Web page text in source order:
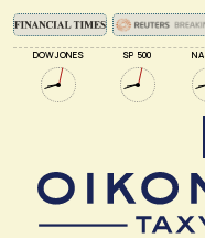
DOW JONES SP 500